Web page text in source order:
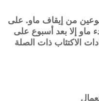
من إيقاف ماو. على
إلا بعد أسبوع على
الاكتئاب ذات الصلة